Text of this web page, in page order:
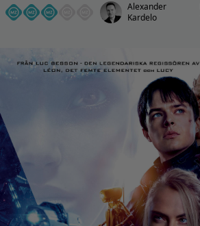
Alexander
Kardelo